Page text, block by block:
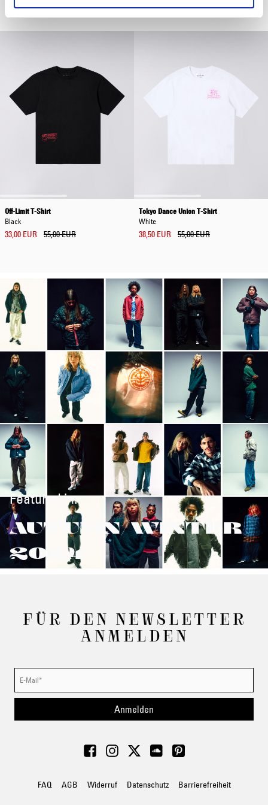
196,00 EUR 280,00 EUR 125,00 EUR
Off-Limit T-Shirt
Black
33,00 EUR 55,00 EUR
Tokyo Dance Union T-Shirt
White
38,50 EUR 55,00 EUR
Featured in:
AUTUMN/WINTER
2024
FÜR DEN NEWSLETTER
ANMELDEN
Anmelden
FAQ AGB Widerruf Datenschutz Barrierefreiheit